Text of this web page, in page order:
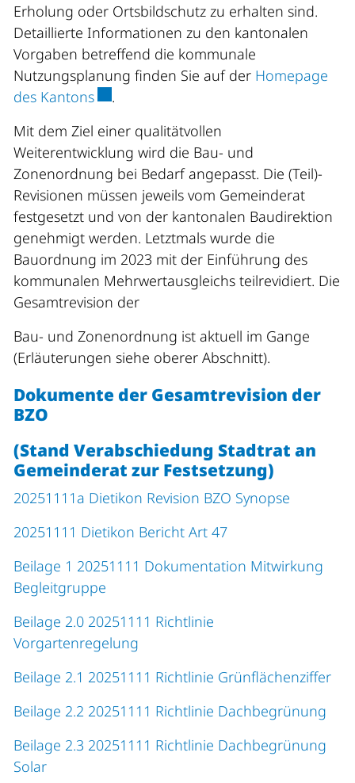
Erholung oder Ortsbildschutz zu erhalten sind.
Detaillierte Informationen zu den kantonalen
Vorgaben betreffend die kommunale
Nutzungsplanung finden Sie auf der Homepage
des KantonsExterner Link wird in einem neuen
.
Mit dem Ziel einer qualitätvollen
Weiterentwicklung wird die Bau- und
Zonenordnung bei Bedarf angepasst. Die (Teil)-
Revisionen müssen jeweils vom Gemeinderat
festgesetzt und von der kantonalen Baudirektion
genehmigt werden. Letztmals wurde die
Bauordnung im 2023 mit der Einführung des
kommunalen Mehrwertausgleichs teilrevidiert. Die
Gesamtrevision der
Bau- und Zonenordnung ist aktuell im Gange
(Erläuterungen siehe oberer Abschnitt).
Dokumente der Gesamtrevision der
BZO
(Stand Verabschiedung Stadtrat an
Gemeinderat zur Festsetzung)
20251111a Dietikon Revision BZO Synopse
20251111 Dietikon Bericht Art 47
Beilage 1 20251111 Dokumentation Mitwirkung
Begleitgruppe
Beilage 2.0 20251111 Richtlinie
Vorgartenregelung
Beilage 2.1 20251111 Richtlinie Grünflächenziffer
Beilage 2.2 20251111 Richtlinie Dachbegrünung
Beilage 2.3 20251111 Richtlinie Dachbegrünung
Solar